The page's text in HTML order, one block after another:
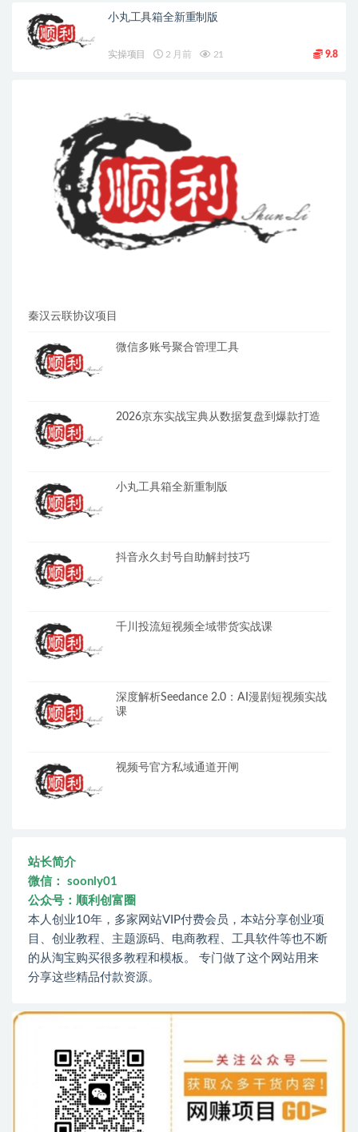
小丸工具箱全新重制版
实操项目 2 月前 21 9.8
秦汉云联协议项目
微信多账号聚合管理工具
2026京东实战宝典从数据复盘到爆款打造
小丸工具箱全新重制版
抖音永久封号自助解封技巧
千川投流短视频全域带货实战课
深度解析Seedance 2.0：AI漫剧短视频实战
课
视频号官方私域通道开闸
站长简介
微信： soonly01
公众号：顺利创富圈
本人创业10年，多家网站VIP付费会员，本站分享创业项
目、创业教程、主题源码、电商教程、工具软件等也不断
的从淘宝购买很多教程和模板。 专门做了这个网站用来
分享这些精品付款资源。